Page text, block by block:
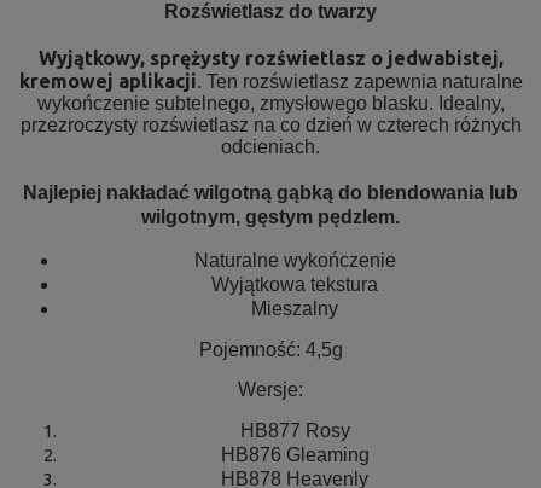
Rozświetlasz do twarzy
Wyjątkowy, sprężysty rozświetlasz o jedwabistej,
kremowej aplikacji. Ten rozświetlasz zapewnia naturalne
wykończenie subtelnego, zmysłowego blasku. Idealny,
przezroczysty rozświetlasz na co dzień w czterech różnych
odcieniach.
Najlepiej nakładać wilgotną gąbką do blendowania lub
wilgotnym, gęstym pędzlem.
Naturalne wykończenie
Wyjątkowa tekstura
Mieszalny
Pojemność: 4,5g
Wersje:
HB877 Rosy
HB876 Gleaming
HB878 Heavenly